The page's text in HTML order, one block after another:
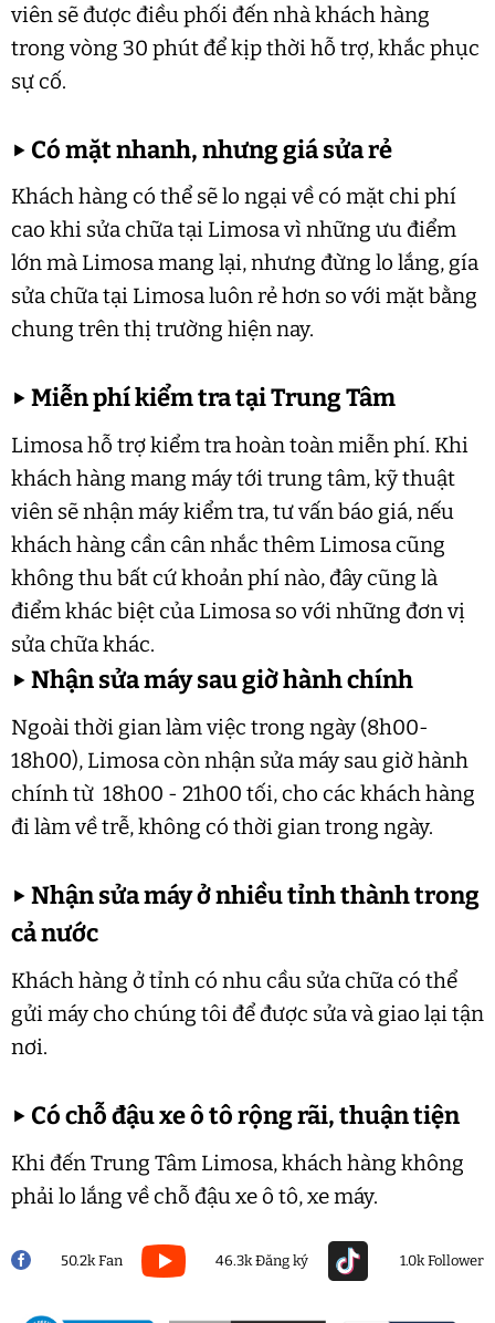
viên sẽ được điều phối đến nhà khách hàng
trong vòng 30 phút để kịp thời hỗ trợ, khắc phục
sự cố.
▶ Có mặt nhanh, nhưng giá sửa rẻ
Khách hàng có thể sẽ lo ngại về có mặt chi phí
cao khi sửa chữa tại Limosa vì những ưu điểm
lớn mà Limosa mang lại, nhưng đừng lo lắng, gía
sửa chữa tại Limosa luôn rẻ hơn so với mặt bằng
chung trên thị trường hiện nay.
▶Miễn phí kiểm tra tại Trung Tâm
Limosa hỗ trợ kiểm tra hoàn toàn miễn phí. Khi
khách hàng mang máy tới trung tâm, kỹ thuật
viên sẽ nhận máy kiểm tra, tư vấn báo giá, nếu
khách hàng cần cân nhắc thêm Limosa cũng
không thu bất cứ khoản phí nào, đây cũng là
điểm khác biệt của Limosa so với những đơn vị
sửa chữa khác.
▶Nhận sửa máy sau giờ hành chính
Ngoài thời gian làm việc trong ngày (8h00-
18h00), Limosa còn nhận sửa máy sau giờ hành
chính từ 18h00 - 21h00 tối, cho các khách hàng
đi làm về trễ, không có thời gian trong ngày.
▶Nhận sửa máy ở nhiều tỉnh thành trong
cả nước
Khách hàng ở tỉnh có nhu cầu sửa chữa có thể
gửi máy cho chúng tôi để được sửa và giao lại tận
nơi.
▶ Có chỗ đậu xe ô tô rộng rãi, thuận tiện
Khi đến Trung Tâm Limosa, khách hàng không
phải lo lắng về chỗ đậu xe ô tô, xe máy.
50.2k Fan 46.3k Đăng ký 1.0k Follower